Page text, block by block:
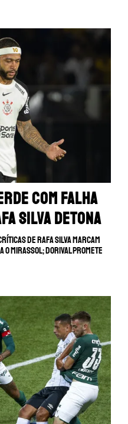
com falha
Silva detona
de Rafa Silva marcam
o Mirassol; Dorival promete